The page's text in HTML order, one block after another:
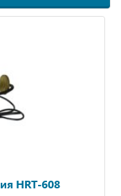
HRT-608